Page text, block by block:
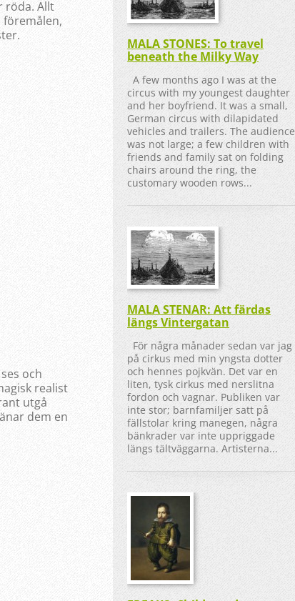
röda. Allt
och
realist
utgå
dem en
MALA STONES: To travel
beneath the Milky Way
A few months ago I was at the
circus with my youngest daughter
and her boyfriend. It was a small,
German circus with dilapidated
vehicles and trailers. The audience
was not large; a few children with
friends and family sat on folding
chairs around the ring, the
customary wooden rows...
MALA STENAR: Att färdas
längs Vintergatan
För några månader sedan var jag
på cirkus med min yngsta dotter
och hennes pojkvän. Det var en
liten, tysk cirkus med nerslitna
fordon och vagnar. Publiken var
inte stor; barnfamiljer satt på
fällstolar kring manegen, några
bänkrader var inte uppriggade
längs tältväggarna. Artisterna...